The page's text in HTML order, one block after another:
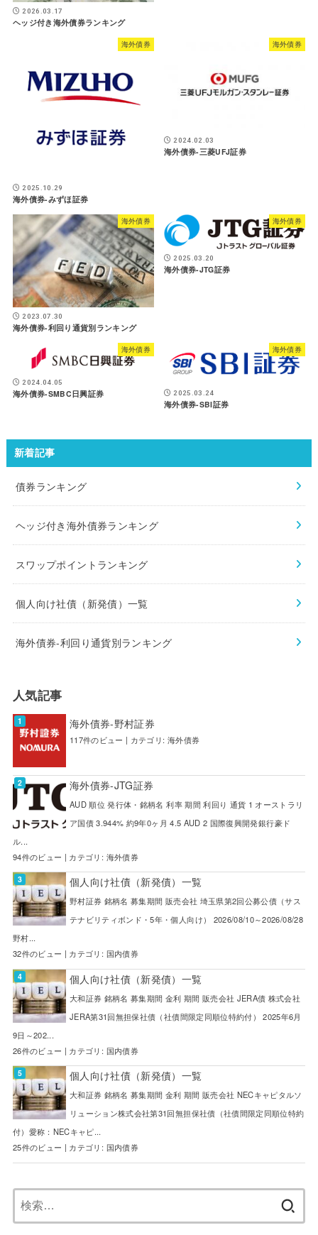
2026.03.17
ヘッジ付き海外債券ランキング
海外債券
2025.10.29
海外債券-みずほ証券
海外債券
2024.02.03
海外債券-三菱UFJ証券
海外債券
2023.07.30
海外債券-利回り通貨別ランキング
海外債券
2025.03.20
海外債券-JTG証券
海外債券
2024.04.05
海外債券-SMBC日興証券
海外債券
2025.03.24
海外債券-SBI証券
新着記事
債券ランキング
ヘッジ付き海外債券ランキング
スワップポイントランキング
個人向け社債（新発債）一覧
海外債券-利回り通貨別ランキング
人気記事
海外債券-野村証券
117件のビュー | カテゴリ: 海外債券
海外債券-JTG証券
AUD 順位 発行体・銘柄名 利率 期間 利回り 通貨 1 オーストラリ
ア国債 3.944% 約9年0ヶ月 4.5 AUD 2 国際復興開発銀行豪ド
ル...
94件のビュー | カテゴリ: 海外債券
個人向け社債（新発債）一覧
野村証券 銘柄名 募集期間 販売会社 埼玉県第2回公募公債（サス
テナビリティボンド・5年・個人向け） 2026/08/10～2026/08/28
野村...
32件のビュー | カテゴリ: 国内債券
個人向け社債（新発債）一覧
大和証券 銘柄名 募集期間 金利 期間 販売会社 JERA債 株式会社
JERA第31回無担保社債（社債間限定同順位特約付） 2025年6月
9日～202...
26件のビュー | カテゴリ: 国内債券
個人向け社債（新発債）一覧
大和証券 銘柄名 募集期間 金利 期間 販売会社 NECキャピタルソ
リューション株式会社第31回無担保社債（社債間限定同順位特約
付）愛称：NECキャピ...
25件のビュー | カテゴリ: 国内債券